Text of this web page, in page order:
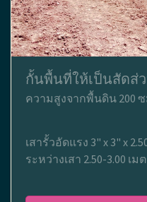
กั้นพื้นที่ให้เป็นสัดส่
ความสูงจากพื้นดิน 200
เสารั้วอัดแรง 3" x 3" x
ระหว่างเสา 2.50-3.00 เ